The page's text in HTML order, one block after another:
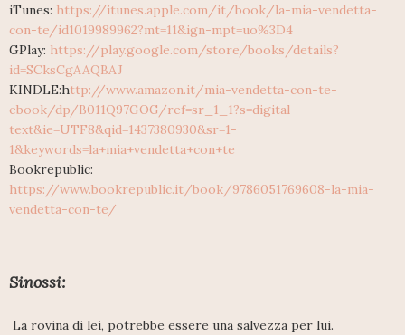
iTunes: https://itunes.apple.com/it/book/la-mia-vendetta-
con-te/id1019989962?mt=11&ign-mpt=uo%3D4
GPlay: https://play.google.com/store/books/details?
id=SCksCgAAQBAJ
KINDLE:http://www.amazon.it/mia-vendetta-con-te-
ebook/dp/B011Q97GOG/ref=sr_1_1?s=digital-
text&ie=UTF8&qid=1437380930&sr=1-
1&keywords=la+mia+vendetta+con+te
Bookrepublic:
https://www.bookrepublic.it/book/9786051769608-la-mia-
vendetta-con-te/
Sinossi:
La rovina di lei, potrebbe essere una salvezza per lui.